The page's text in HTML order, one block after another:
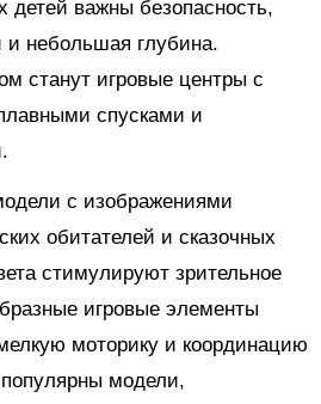
важны безопасность,
и небольшая глубина.
станут игровые центры с
спусками и
с изображениями
обитателей и сказочных
стимулируют зрительное
игровые элементы
моторику и координацию
модели,